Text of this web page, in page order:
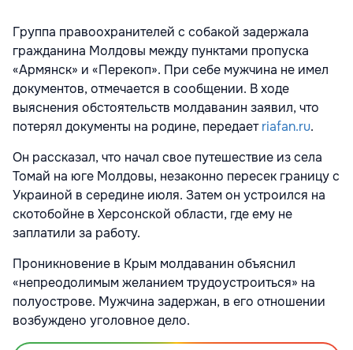
Группа правоохранителей с собакой задержала
гражданина Молдовы между пунктами пропуска
«Армянск» и «Перекоп». При себе мужчина не имел
документов, отмечается в сообщении. В ходе
выяснения обстоятельств молдаванин заявил, что
потерял документы на родине, передаетriafan.ru.
Он рассказал, что начал свое путешествие из села
Томай на юге Молдовы, незаконно пересек границу с
Украиной в середине июля. Затем он устроился на
скотобойне в Херсонской области, где ему не
заплатили за работу.
Проникновение в Крым молдаванин объяснил
«непреодолимым желанием трудоустроиться» на
полуострове. Мужчина задержан, в его отношении
возбуждено уголовное дело.